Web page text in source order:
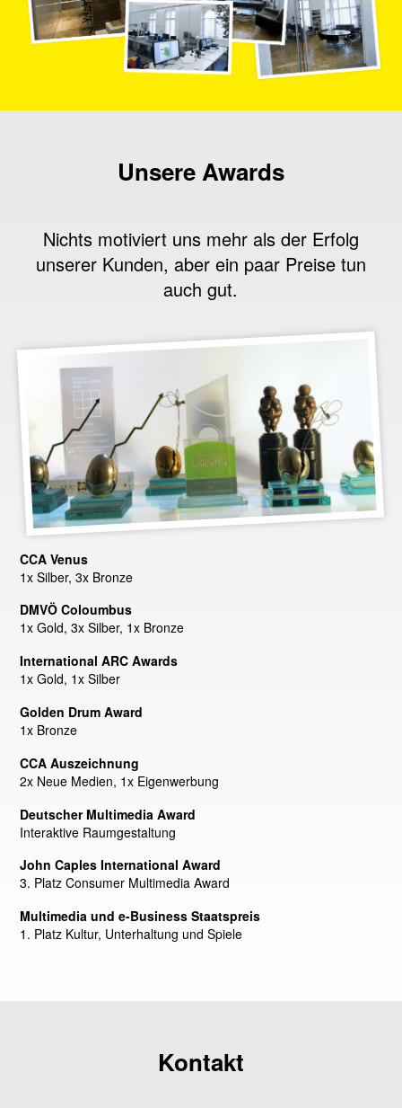
Unsere Awards
Nichts motiviert uns mehr als der Erfolg
unserer Kunden, aber ein paar Preise tun
auch gut.
CCA Venus
1x Silber, 3x Bronze
DMVÖ Coloumbus
1x Gold, 3x Silber, 1x Bronze
International ARC Awards
1x Gold, 1x Silber
Golden Drum Award
1x Bronze
CCA Auszeichnung
2x Neue Medien, 1x Eigenwerbung
Deutscher Multimedia Award
Interaktive Raumgestaltung
John Caples International Award
3. Platz Consumer Multimedia Award
Multimedia und e-Business Staatspreis
1. Platz Kultur, Unterhaltung und Spiele
Kontakt